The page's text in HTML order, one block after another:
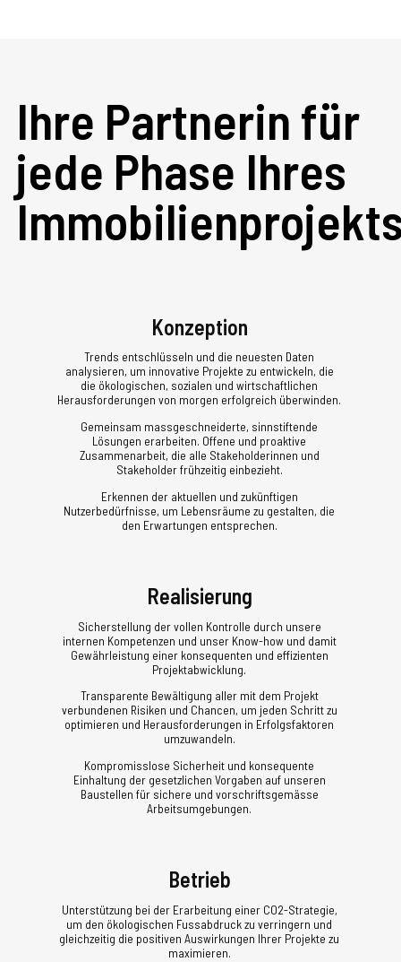
Ihre Partnerin für
jede Phase Ihres
Konzeption
Trends entschlüsseln und die neuesten Daten
analysieren, um innovative Projekte zu entwickeln, die
die ökologischen, sozialen und wirtschaftlichen
Herausforderungen von morgen erfolgreich überwinden.
Gemeinsam massgeschneiderte, sinnstiftende
Lösungen erarbeiten. Offene und proaktive
Zusammenarbeit, die alle Stakeholderinnen und
Stakeholder frühzeitig einbezieht.
Erkennen der aktuellen und zukünftigen
Nutzerbedürfnisse, um Lebensräume zu gestalten, die
den Erwartungen entsprechen.
Realisierung
Sicherstellung der vollen Kontrolle durch unsere
internen Kompetenzen und unser Know-how und damit
Gewährleistung einer konsequenten und effizienten
Projektabwicklung.
Transparente Bewältigung aller mit dem Projekt
verbundenen Risiken und Chancen, um jeden Schritt zu
optimieren und Herausforderungen in Erfolgsfaktoren
umzuwandeln.
Kompromisslose Sicherheit und konsequente
Einhaltung der gesetzlichen Vorgaben auf unseren
Baustellen für sichere und vorschriftsgemässe
Arbeitsumgebungen.
Betrieb
Unterstützung bei der Erarbeitung einer CO2-Strategie,
um den ökologischen Fussabdruck zu verringern und
gleichzeitig die positiven Auswirkungen Ihrer Projekte zu
maximieren.